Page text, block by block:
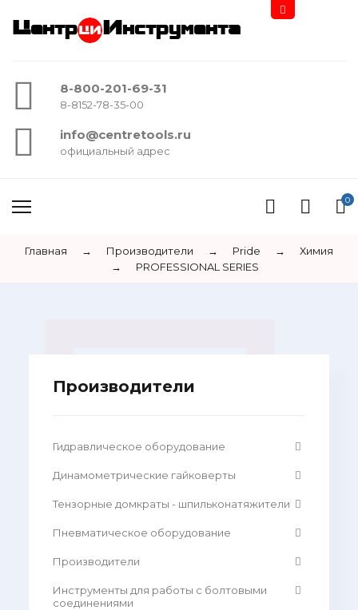
Центр Инструмента
8-800-201-69-31
8-8152-78-35-00
info@centretools.ru
официальный адрес
0
Главная → Производители → Pride →
Химия
→
PROFESSIONAL SERIES
Производители
Гидравлическое оборудование
Динамометрические гайковерты
Тензорные домкраты - шпильконатяжители
Пневматическое оборудование
Производители
Инструменты для работы с болтовыми
соединениями